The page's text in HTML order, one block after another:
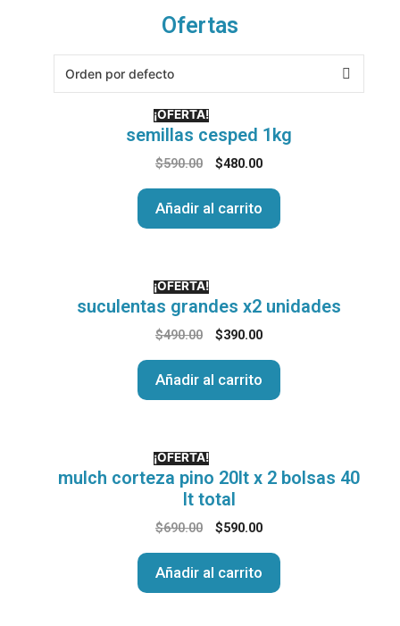
Ofertas
¡OFERTA!
semillas cesped 1kg
$590.00 $480.00
Añadir al carrito
¡OFERTA!
suculentas grandes x2 unidades
$490.00 $390.00
Añadir al carrito
¡OFERTA!
mulch corteza pino 20lt x 2 bolsas 40
lt total
$690.00 $590.00
Añadir al carrito